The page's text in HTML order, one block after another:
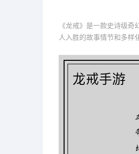
《龙戒》是一款史诗级
人入胜的故事情节和多样